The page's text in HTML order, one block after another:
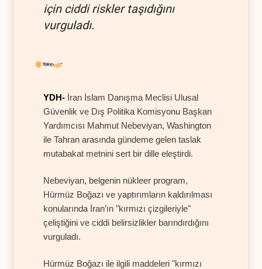
için ciddi riskler taşıdığını
vurguladı.
YDH- İran İslam Danışma Meclisi Ulusal
Güvenlik ve Dış Politika Komisyonu Başkan
Yardımcısı Mahmut Nebeviyan, Washington
ile Tahran arasında gündeme gelen taslak
mutabakat metnini sert bir dille eleştirdi.
Nebeviyan, belgenin nükleer program,
Hürmüz Boğazı ve yaptırımların kaldırılması
konularında İran’ın "kırmızı çizgileriyle"
çeliştiğini ve ciddi belirsizlikler barındırdığını
vurguladı.
Hürmüz Boğazı ile ilgili maddeleri "kırmızı